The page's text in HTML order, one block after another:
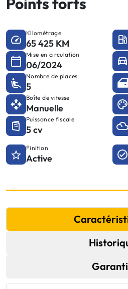
Kilométrage
65 425 KM
Mise en circulation
06/2024
Nombre de places
5
Boîte de vitesse
Manuelle
Puissance fiscale
5 cv
Finition
Active